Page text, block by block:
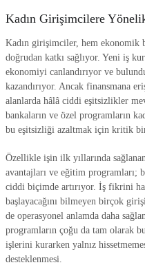
Kadın Girişimcilere
Kadın girişimciler, hem ekonomik
doğrudan katkı sağlıyor. Yeni iş
ekonomiyi canlandırıyor ve
kazandırıyor. Ancak finansmana
alanlarda hâlâ ciddi eşitsizlikler
bankaların ve özel programların
bu eşitsizliği azaltmak için kritik
Özellikle işin ilk yıllarında
avantajları ve eğitim
ciddi biçimde artırıyor. İş fikrini
başlayacağını bilmeyen birçok
de operasyonel anlamda daha
programların çoğu da tam olarak
işlerini kurarken yalnız
desteklenmesi.